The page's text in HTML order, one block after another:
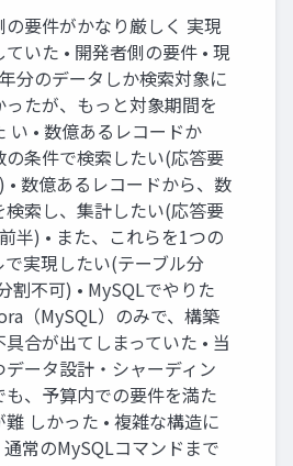
の要件がかなり厳しく 実現
ていた • 開発者側の要件 • 現
分のデータしか検索対象に
ったが、もっと対象期間を
い • 数億あるレコードか
の条件で検索したい(応答要
• 数億あるレコードから、数
検索し、集計したい(応答要
半) • また、これらを1つの
で実現したい(テーブル分
割不可) • MySQLでやりた
（MySQL）のみで、構築
合が出てしまっていた • 当
データ設計・シャーディン
も、予算内での要件を満た
難 しかった • 複雑な構造に
通常のMySQLコマンドまで